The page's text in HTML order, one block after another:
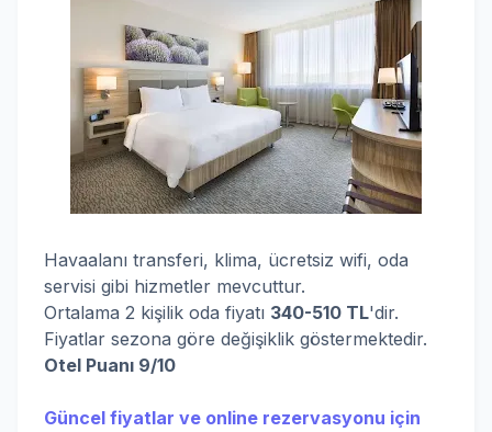
Havaalanı transferi, klima, ücretsiz wifi, oda
servisi gibi hizmetler mevcuttur.
Ortalama 2 kişilik oda fiyatı 340-510 TL'dir.
Fiyatlar sezona göre değişiklik göstermektedir.
Otel Puanı 9/10
Güncel fiyatlar ve online rezervasyonu için